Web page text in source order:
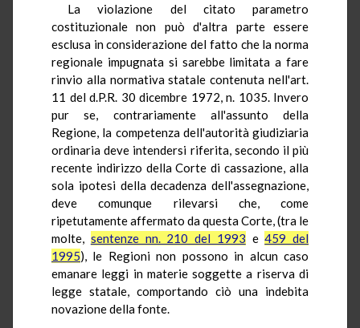
La violazione del citato parametro
costituzionale non può d'altra parte essere
esclusa in considerazione del fatto che la norma
regionale impugnata si sarebbe limitata a fare
rinvio alla normativa statale contenuta nell'art.
11 del d.P.R. 30 dicembre 1972, n. 1035. Invero
pur se, contrariamente all'assunto della
Regione, la competenza dell'autorità giudiziaria
ordinaria deve intendersi riferita, secondo il più
recente indirizzo della Corte di cassazione, alla
sola ipotesi della decadenza dell'assegnazione,
deve comunque rilevarsi che, come
ripetutamente affermato da questa Corte, (tra le
molte, sentenze nn. 210 del 1993 e459 del
1995), le Regioni non possono in alcun caso
emanare leggi in materie soggette a riserva di
legge statale, comportando ciò una indebita
novazione della fonte.